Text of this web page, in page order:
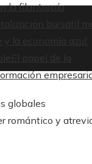
la filantropía
bursátil
y la economía azul:
El papel de la
globales
romántico y